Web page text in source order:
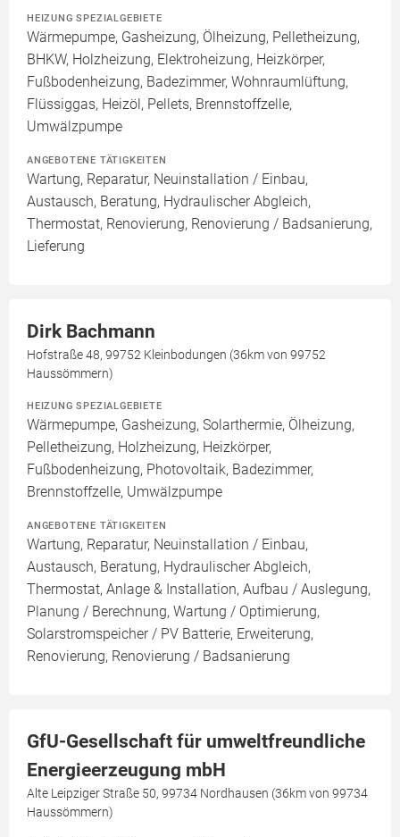
HEIZUNG SPEZIALGEBIETE
Wärmepumpe, Gasheizung, Ölheizung, Pelletheizung,
BHKW, Holzheizung, Elektroheizung, Heizkörper,
Fußbodenheizung, Badezimmer, Wohnraumlüftung,
Flüssiggas, Heizöl, Pellets, Brennstoffzelle,
Umwälzpumpe
ANGEBOTENE TÄTIGKEITEN
Wartung, Reparatur, Neuinstallation / Einbau,
Austausch, Beratung, Hydraulischer Abgleich,
Thermostat, Renovierung, Renovierung / Badsanierung,
Lieferung
Dirk Bachmann
Hofstraße 48, 99752 Kleinbodungen (36km von 99752
Haussömmern)
HEIZUNG SPEZIALGEBIETE
Wärmepumpe, Gasheizung, Solarthermie, Ölheizung,
Pelletheizung, Holzheizung, Heizkörper,
Fußbodenheizung, Photovoltaik, Badezimmer,
Brennstoffzelle, Umwälzpumpe
ANGEBOTENE TÄTIGKEITEN
Wartung, Reparatur, Neuinstallation / Einbau,
Austausch, Beratung, Hydraulischer Abgleich,
Thermostat, Anlage & Installation, Aufbau / Auslegung,
Planung / Berechnung, Wartung / Optimierung,
Solarstromspeicher / PV Batterie, Erweiterung,
Renovierung, Renovierung / Badsanierung
GfU-Gesellschaft für umweltfreundliche
Energieerzeugung mbH
Alte Leipziger Straße 50, 99734 Nordhausen (36km von 99734
Haussömmern)